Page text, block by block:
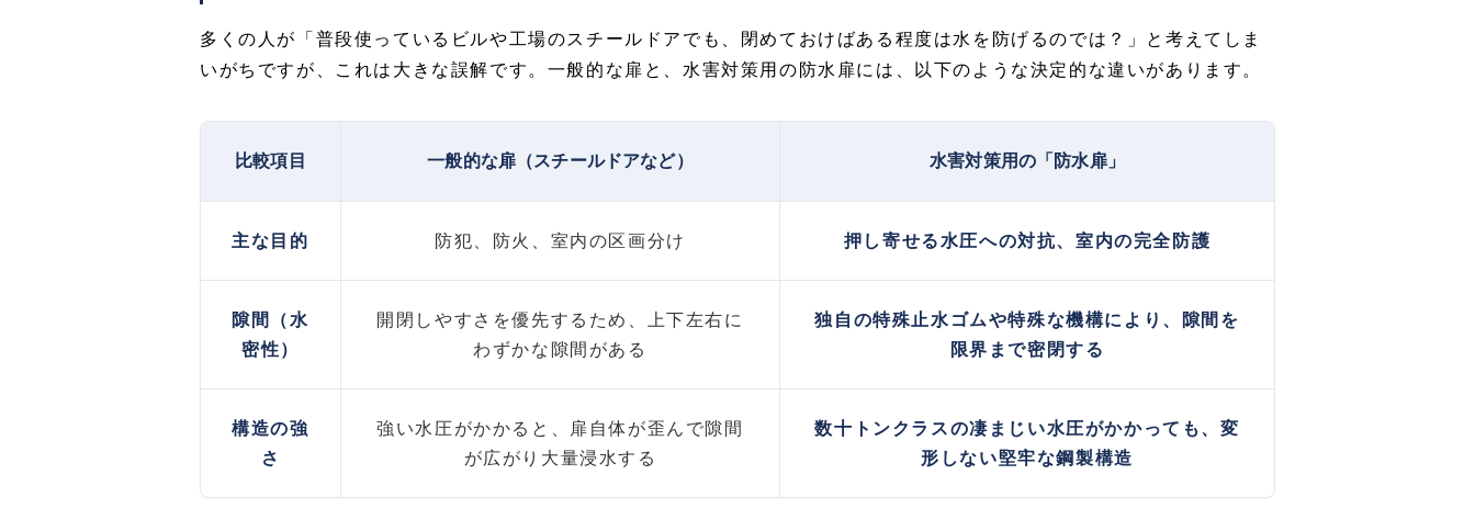
多くの人が「普段使っているビルや工場のスチールドアでも、閉めておけばある程度は水を防げるのでは？」と考えてしま
いがちですが、これは大きな誤解です。一般的な扉と、水害対策用の防水扉には、以下のような決定的な違いがあります。
比較項目 一般的な扉（スチールドアなど） 水害対策用の「防水扉」
主な目的 防犯、防火、室内の区画分け 押し寄せる水圧への対抗、室内の完全防護
隙間（水
密性）
開閉しやすさを優先するため、上下左右に
わずかな隙間がある
独自の特殊止水ゴムや特殊な機構により、隙間を
限界まで密閉する
構造の強
さ
強い水圧がかかると、扉自体が歪んで隙間
が広がり大量浸水する
数十トンクラスの凄まじい水圧がかかっても、変
形しない堅牢な鋼製構造